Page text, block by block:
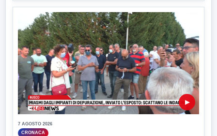
▶
7 AGOSTO 2026
CRONACA